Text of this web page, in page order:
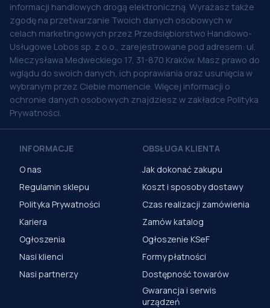
informacji handlowych drogą elektroniczną. Wyrażasz także
zgodę na przetwarzanie Twoich danych osobowych w
celach marketingowych przez Przedsiębiorstwo Handlowo-
Usługowe Lobos sp. z o.o., zarejestrowane pod adresem: ul.
Mieczysława Medweckiego 17, 31-870 Kraków. Masz prawo do
wglądu do swoich danych, ich poprawiania oraz usunięcia w
wybranym przez Ciebie momencie. Więcej informacji o
ochronie danych osobowych znajdziesz w zakładce Polityka
Prywatności.
INFORMACJE
O nas
Regulamin sklepu
Polityka Prywatności
Kariera
Ogłoszenia
Nasi klienci
Nasi partnerzy
OBSŁUGA KLIENTA
Jak dokonać zakupu
Koszt i sposoby dostawy
Czas realizacji zamówienia
Zamów katalog
Ogłoszenie KSeF
Formy płatności
Dostępność towarów
Gwarancja i serwis
urządzeń